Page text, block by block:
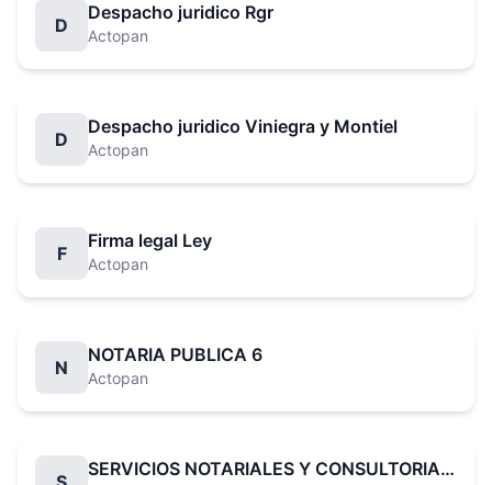
D
Despacho juridico Rgr
Actopan
D
Despacho juridico Viniegra y Montiel
Actopan
F
Firma legal Ley
Actopan
N
NOTARIA PUBLICA 6
Actopan
SERVICIOS NOTARIALES Y CONSULTORIA RODRIGUEZ CALDERON SC